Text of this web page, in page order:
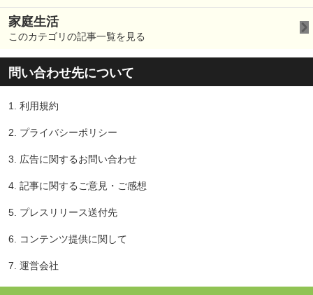
家庭生活
このカテゴリの記事一覧を見る
問い合わせ先について
1. 利用規約
2. プライバシーポリシー
3. 広告に関するお問い合わせ
4. 記事に関するご意見・ご感想
5. プレスリリース送付先
6. コンテンツ提供に関して
7. 運営会社